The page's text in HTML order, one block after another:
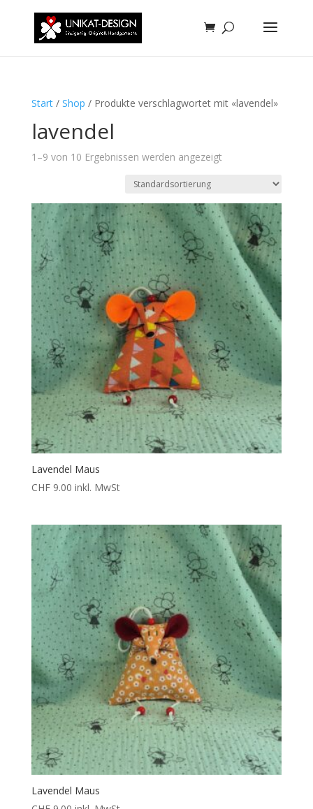
Start/ Shop / Produkte verschlagwortet mit «lavendel»
lavendel
1–9 von 10 Ergebnissen werden angezeigt
Lavendel Maus
CHF9.00 inkl. MwSt
Lavendel Maus